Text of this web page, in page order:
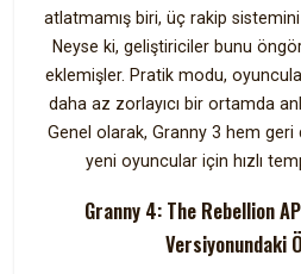
atlatmamış biri, üç rakip
Neyse ki, geliştiriciler bunu
eklemişler. Pratik modu,
daha az zorlayıcı bir ortamda
Genel olarak, Granny 3 hem
yeni oyuncular için hızlı
Granny 4: The Rebellion
Versiyonundaki